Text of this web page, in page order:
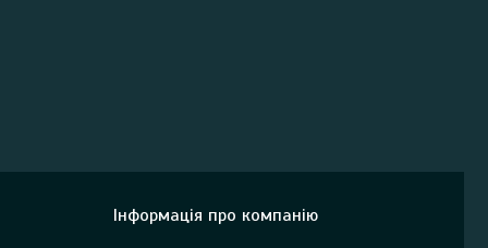
Інформація про компанію